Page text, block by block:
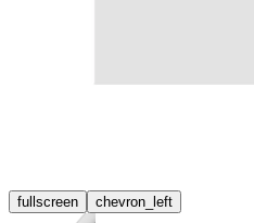
fullscreen chevron_left